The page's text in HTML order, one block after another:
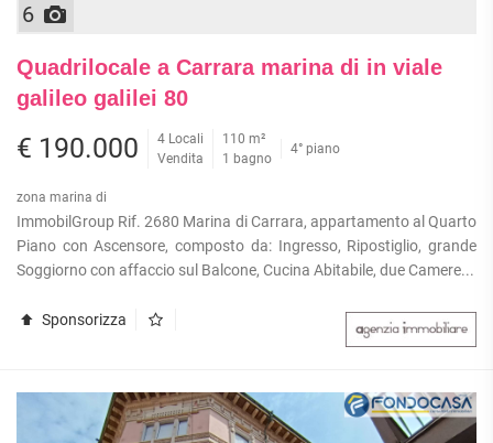
6
Quadrilocale a Carrara marina di in viale
galileo galilei 80
€ 190.000
4 Locali
Vendita
110 m²
1 bagno
4° piano
zona marina di
ImmobilGroup Rif. 2680 Marina di Carrara, appartamento al Quarto
Piano con Ascensore, composto da: Ingresso, Ripostiglio, grande
Soggiorno con affaccio sul Balcone, Cucina Abitabile, due Camere...
Sponsorizza